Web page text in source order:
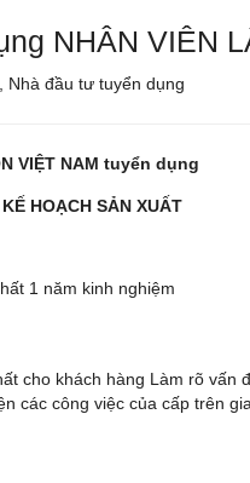
NHÂN VIÊN
Nhà đầu tư tuyển dụng
VIỆT NAM tuyển dụng
HOẠCH SẢN XUẤT
1 năm kinh nghiệm
cho khách hàng Làm rõ vấn
các công việc của cấp trên